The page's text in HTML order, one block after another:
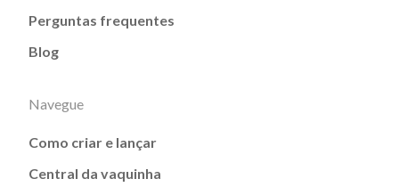
Perguntas frequentes
Blog
Navegue
Como criar e lançar
Central da vaquinha